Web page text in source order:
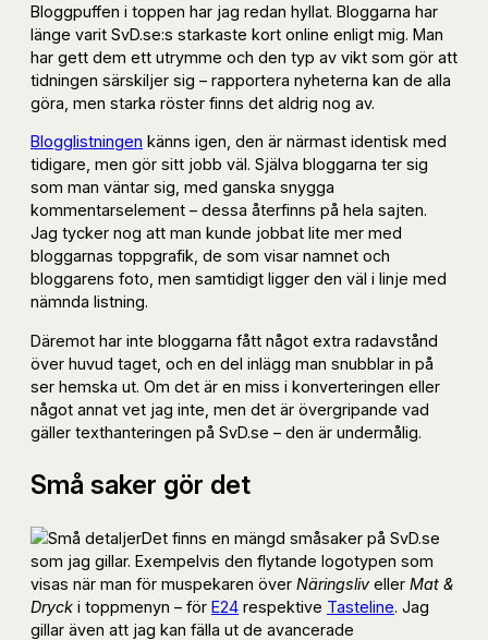
Bloggpuffen i toppen har jag redan hyllat. Bloggarna har
länge varit SvD.se:s starkaste kort online enligt mig. Man
har gett dem ett utrymme och den typ av vikt som gör att
tidningen särskiljer sig – rapportera nyheterna kan de alla
göra, men starka röster finns det aldrig nog av.
Blogglistningen känns igen, den är närmast identisk med
tidigare, men gör sitt jobb väl. Själva bloggarna ter sig
som man väntar sig, med ganska snygga
kommentarselement – dessa återfinns på hela sajten.
Jag tycker nog att man kunde jobbat lite mer med
bloggarnas toppgrafik, de som visar namnet och
bloggarens foto, men samtidigt ligger den väl i linje med
nämnda listning.
Däremot har inte bloggarna fått något extra radavstånd
över huvud taget, och en del inlägg man snubblar in på
ser hemska ut. Om det är en miss i konverteringen eller
något annat vet jag inte, men det är övergripande vad
gäller texthanteringen på SvD.se – den är undermålig.
Små saker gör det
Det finns en mängd småsaker på SvD.se
som jag gillar. Exempelvis den flytande logotypen som
visas när man för muspekaren över Näringsliveller Mat &
Dryck i toppmenyn – för E24 respektive Tasteline. Jag
gillar även att jag kan fälla ut de avancerade